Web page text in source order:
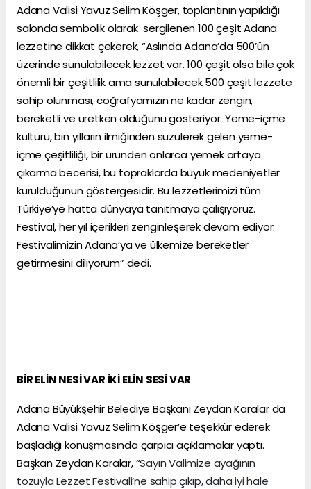
Adana Valisi Yavuz Selim Köşger, toplantının yapıldığı
salonda sembolik olarak sergilenen 100 çeşit Adana
lezzetine dikkat çekerek, “Aslında Adana’da 500’ün
üzerinde sunulabilecek lezzet var. 100 çeşit olsa bile çok
önemli bir çeşitlilik ama sunulabilecek 500 çeşit lezzete
sahip olunması, coğrafyamızın ne kadar zengin,
bereketli ve üretken olduğunu gösteriyor. Yeme-içme
kültürü, bin yılların ilmiğinden süzülerek gelen yeme-
içme çeşitliliği, bir üründen onlarca yemek ortaya
çıkarma becerisi, bu topraklarda büyük medeniyetler
kurulduğunun göstergesidir. Bu lezzetlerimizi tüm
Türkiye’ye hatta dünyaya tanıtmaya çalışıyoruz.
Festival, her yıl içerikleri zenginleşerek devam ediyor.
Festivalimizin Adana’ya ve ülkemize bereketler
getirmesini diliyorum” dedi.
BİR ELİN NESİ VAR İKİ ELİN SESİ VAR
Adana Büyükşehir Belediye Başkanı Zeydan Karalar da
Adana Valisi Yavuz Selim Köşger’e teşekkür ederek
başladığı konuşmasında çarpıcı açıklamalar yaptı.
Başkan Zeydan Karalar, “Sayın Valimize ayağının
tozuyla Lezzet Festivali’ne sahip çıkıp, daha iyi hale